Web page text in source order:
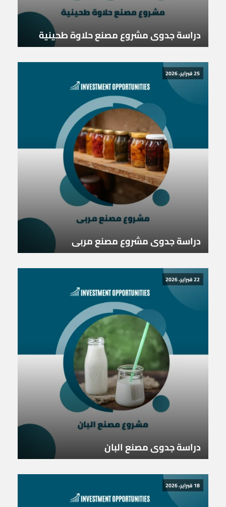
دراسة جدوى مشروع مصنع حلاوة طحينية
25 فبراير، 2026
دراسة جدوى مشروع مصنع مربى
22 فبراير، 2026
دراسة جدوى مصنع البان
18 فبراير، 2026